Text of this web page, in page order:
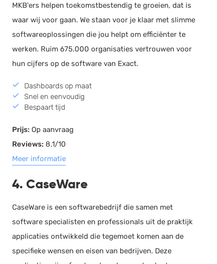
MKB'ers helpen toekomstbestendig te groeien, dat is
waar wij voor gaan. We staan voor je klaar met slimme
softwareoplossingen die jou helpt om efficiënter te
werken. Ruim 675.000 organisaties vertrouwen voor
hun cijfers op de software van Exact.
Dashboards op maat
Snel en eenvoudig
Bespaart tijd
Prijs: Op aanvraag
Reviews: 8.1/10
Meer informatie
4. CaseWare
CaseWare is een softwarebedrijf die samen met
software specialisten en professionals uit de praktijk
applicaties ontwikkeld die tegemoet komen aan de
specifieke wensen en eisen van bedrijven. Deze